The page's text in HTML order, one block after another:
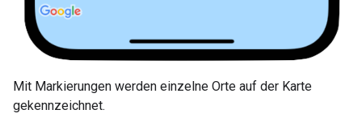
Mit Markierungen werden einzelne Orte auf der Karte
gekennzeichnet.